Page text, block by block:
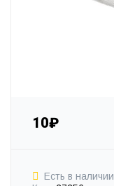
10₽
Есть в наличии